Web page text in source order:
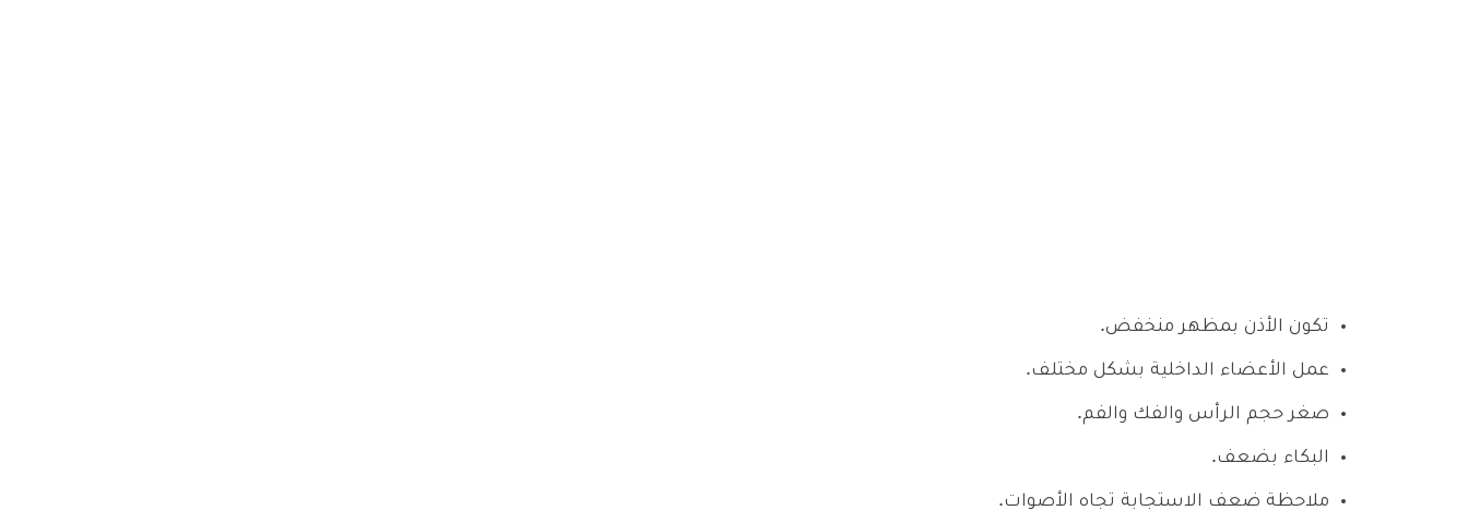
تكون الأذن بمظهر منخفض.
عمل الأعضاء الداخلية بشكل مختلف.
صغر حجم الرأس والفك والفم.
البكاء بضعف.
ملاحظة ضعف الاستجابة تجاه الأصوات.